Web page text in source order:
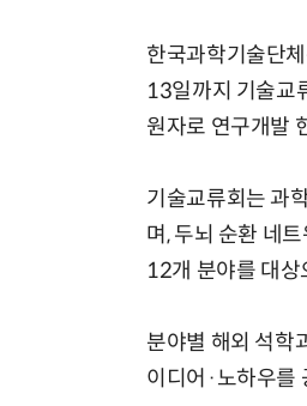
한국과학기술단
13일까지 기술교
원자로 연구개발
기술교류회는 과
며, 두뇌 순환 네
12개 분야를 대
분야별 해외 석학
이디어·노하우를